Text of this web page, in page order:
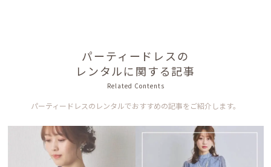
パーティードレスの
レンタルに関する記事
Related Contents
パーティードレスのレンタルでおすすめの記事をご紹介します。